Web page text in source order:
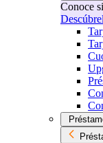
Conoce